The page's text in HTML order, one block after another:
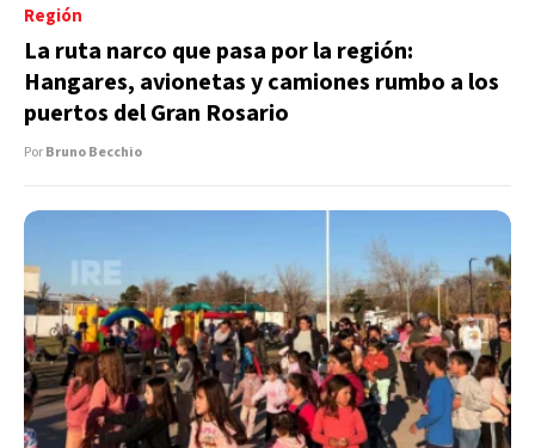
Región
La ruta narco que pasa por la región:
Hangares, avionetas y camiones rumbo a los
puertos del Gran Rosario
PorBruno Becchio